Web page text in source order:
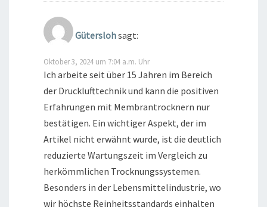
Güterslohsagt:
Oktober 3, 2024 um 7:04 a.m. Uhr
Ich arbeite seit über 15 Jahren im Bereich
der Drucklufttechnik und kann die positiven
Erfahrungen mit Membrantrocknern nur
bestätigen. Ein wichtiger Aspekt, der im
Artikel nicht erwähnt wurde, ist die deutlich
reduzierte Wartungszeit im Vergleich zu
herkömmlichen Trocknungssystemen.
Besonders in der Lebensmittelindustrie, wo
wir höchste Reinheitsstandards einhalten